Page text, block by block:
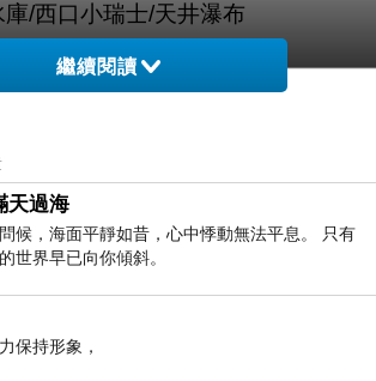
/西口小瑞士/天井瀑布
繼續閱讀
天過海
候，海面平靜如昔，心中悸動無法平息。 只有
世界早已向你傾斜。
保持形象，